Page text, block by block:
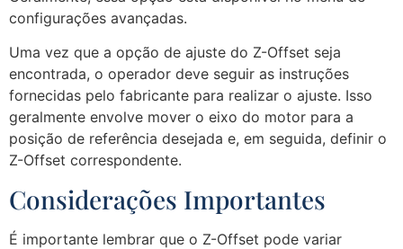
configurações avançadas.
Uma vez que a opção de ajuste do Z-Offset seja
encontrada, o operador deve seguir as instruções
fornecidas pelo fabricante para realizar o ajuste. Isso
geralmente envolve mover o eixo do motor para a
posição de referência desejada e, em seguida, definir o
Z-Offset correspondente.
Considerações Importantes
É importante lembrar que o Z-Offset pode variar